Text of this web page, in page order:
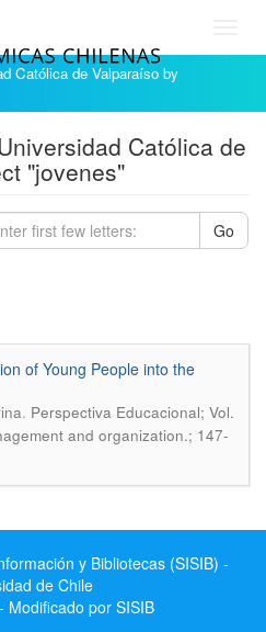
Católica de Valparaíso by
Católica de
"jovenes"
Go
of Young People into the
. Perspectiva Educacional; Vol.
and organization.; 147-
y Bibliotecas (SISIB) -
de Chile
Modificado por SISIB